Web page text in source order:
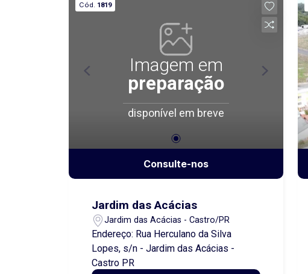
Cód. 1819
Imagem em
preparação
disponível em breve
Consulte-nos
Jardim das Acácias
Jardim das Acácias - Castro/PR
Endereço: Rua Herculano da Silva
Lopes, s/n - Jardim das Acácias -
Castro PR